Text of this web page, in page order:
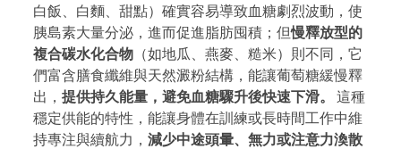
白飯、白麵、甜點）確實容易導致血糖劇烈波動，使
胰島素大量分泌，進而促進脂肪囤積；但慢釋放型的
複合碳水化合物 （如地瓜、燕麥、糙米）則不同，它
們富含膳食纖維與天然澱粉結構，能讓葡萄糖緩慢釋
出， 提供持久能量，避免血糖驟升後快速下滑。
這種
穩定供能的特性，能讓身體在訓練或長時間工作中維
持專注與續航力， 減少中途頭暈、無力或注意力渙散